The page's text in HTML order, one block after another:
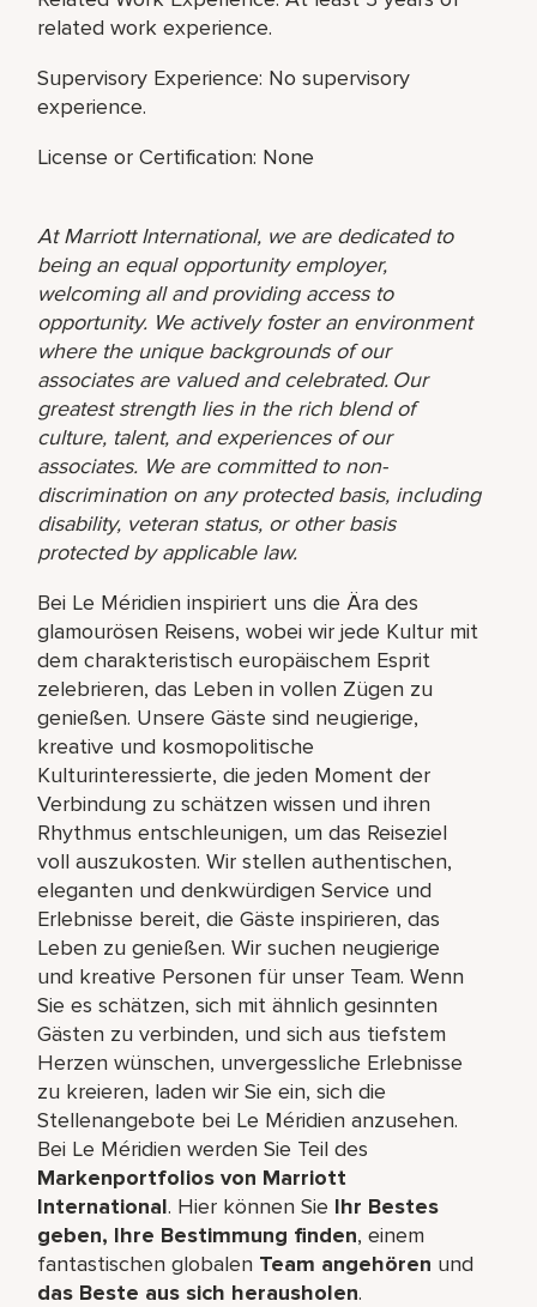
related work experience.
Supervisory Experience: No supervisory
experience.
License or Certification: None
At Marriott International, we are dedicated to
being an equal opportunity employer,
welcoming all and providing access to
opportunity. We actively foster an environment
where the unique backgrounds of our
associates are valued and celebrated. Our
greatest strength lies in the rich blend of
culture, talent, and experiences of our
associates. We are committed to non-
discrimination on any protected basis, including
disability, veteran status, or other basis
protected by applicable law.
Bei Le Méridien inspiriert uns die Ära des
glamourösen Reisens, wobei wir jede Kultur mit
dem charakteristisch europäischem Esprit
zelebrieren, das Leben in vollen Zügen zu
genießen. Unsere Gäste sind neugierige,
kreative und kosmopolitische
Kulturinteressierte, die jeden Moment der
Verbindung zu schätzen wissen und ihren
Rhythmus entschleunigen, um das Reiseziel
voll auszukosten. Wir stellen authentischen,
eleganten und denkwürdigen Service und
Erlebnisse bereit, die Gäste inspirieren, das
Leben zu genießen. Wir suchen neugierige
und kreative Personen für unser Team. Wenn
Sie es schätzen, sich mit ähnlich gesinnten
Gästen zu verbinden, und sich aus tiefstem
Herzen wünschen, unvergessliche Erlebnisse
zu kreieren, laden wir Sie ein, sich die
Stellenangebote bei Le Méridien anzusehen.
Bei Le Méridien werden Sie Teil des
Markenportfolios von Marriott
International. Hier können Sie Ihr Bestes
geben, Ihre Bestimmung finden, einem
fantastischen globalen Team angehören und
das Beste aus sich herausholen.